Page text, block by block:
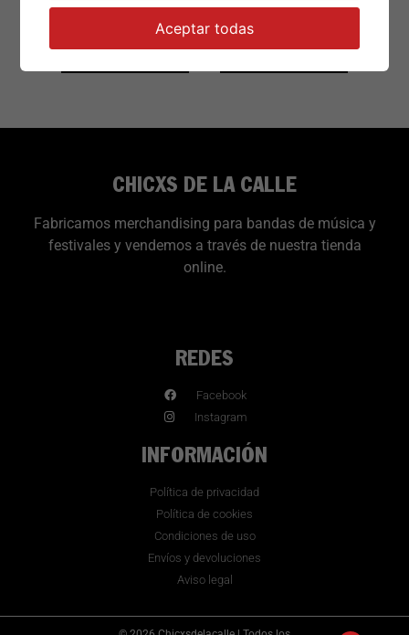
€10.00 €8.00
CHICXS DE LA CALLE
Fabricamos merchandising para bandas de música y
festivales y vendemos a través de nuestra tienda
online.
REDES
Facebook
Instagram
INFORMACIÓN
Política de privacidad
Política de cookies
Condiciones de uso
Envíos y devoluciones
Aviso legal
Aceptar todas